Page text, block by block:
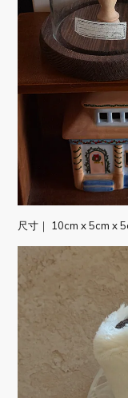
尺寸｜ 10cm x 5cm x